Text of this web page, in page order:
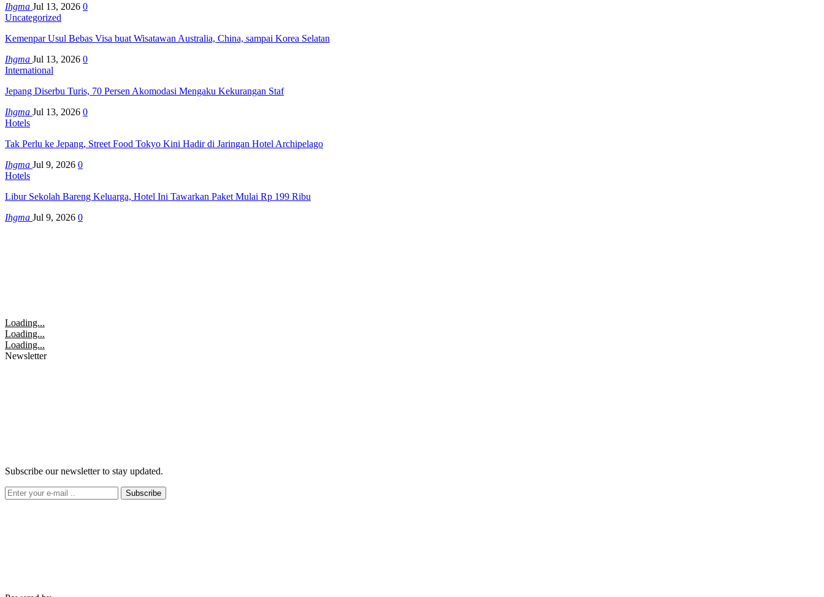
Ihgma Jul 13, 2026 0
Uncategorized
Kemenpar Usul Bebas Visa buat Wisatawan Australia, China, sampai Korea Selatan
Ihgma Jul 13, 2026 0
International
Jepang Diserbu Turis, 70 Persen Akomodasi Mengaku Kekurangan Staf
Ihgma Jul 13, 2026 0
Hotels
Tak Perlu ke Jepang, Street Food Tokyo Kini Hadir di Jaringan Hotel Archipelago
Ihgma Jul 9, 2026 0
Hotels
Libur Sekolah Bareng Keluarga, Hotel Ini Tawarkan Paket Mulai Rp 199 Ribu
Ihgma Jul 9, 2026 0
Loading...
Loading...
Loading...
Newsletter
Subscribe our newsletter to stay updated.
Subscribe